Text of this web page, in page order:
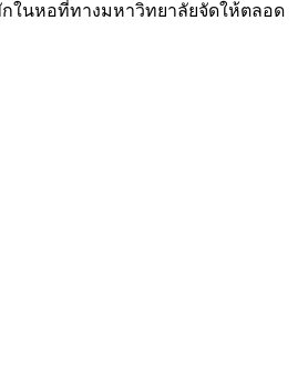
ในหอที่ทางมหาวิทยาลัยจัดให้ตลอด